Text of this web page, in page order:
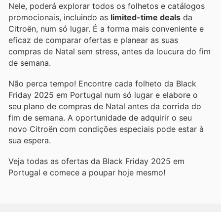
Nele, poderá explorar todos os folhetos e catálogos
promocionais, incluindo as limited-time deals da
Citroën, num só lugar. É a forma mais conveniente e
eficaz de comparar ofertas e planear as suas
compras de Natal sem stress, antes da loucura do fim
de semana.
Não perca tempo! Encontre cada folheto da Black
Friday 2025 em Portugal num só lugar e elabore o
seu plano de compras de Natal antes da corrida do
fim de semana. A oportunidade de adquirir o seu
novo Citroën com condições especiais pode estar à
sua espera.
Veja todas as ofertas da Black Friday 2025 em
Portugal e comece a poupar hoje mesmo!